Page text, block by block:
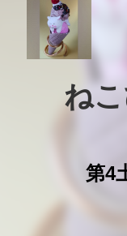
ね
第4